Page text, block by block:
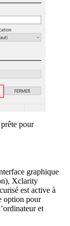
pour
graphique
Xclarity
est active à
option pour
et